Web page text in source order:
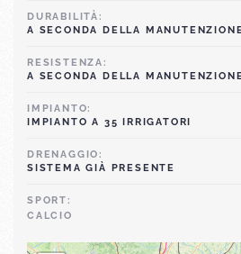
DURABILITÀ:
A SECONDA DELLA
RESISTENZA:
A SECONDA DELLA
IMPIANTO:
IMPIANTO A 35 IRRIGATORI
DRENAGGIO:
SISTEMA GIÀ PRESENTE
SPORT:
CALCIO